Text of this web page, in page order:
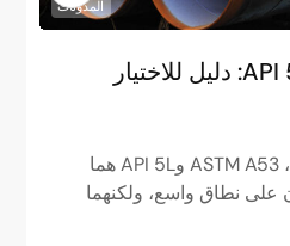
المدونات
ASTM A53 مقابل API 5L: دليل للاختيار
في مجال الأنابيب الصناعية، ASTM A53 وAPI 5L هما
على نطاق واسع، ولكنهما